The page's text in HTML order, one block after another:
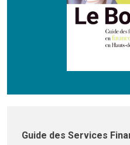
Guide des Services